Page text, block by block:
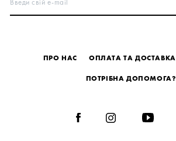
Введи свій e-mail
ПРО НАС ОПЛАТА ТА ДОСТАВКА
ПОТРІБНА ДОПОМОГА?